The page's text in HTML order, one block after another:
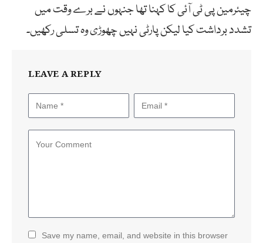
چیئرمین پی ٹی آئی کا کہنا تھا جنہوں نے برے وقت میں
تشدد برداشت کیا لیکن پارٹی نہیں چھوڑی وہ تسلی رکھیں۔
LEAVE A REPLY
Save my name, email, and website in this browser